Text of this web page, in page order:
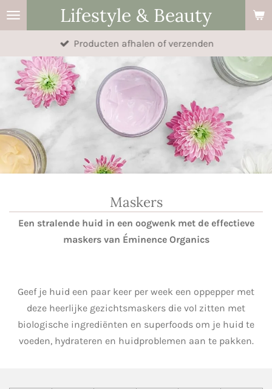
Ga
direct
hoofdinhoud
Lifestyle & Beauty
Producten afhalen of verzenden
Maskers
Een stralende huid in een oogwenk met de effectieve
maskers van Éminence Organics
Geef je huid een paar keer per week een oppepper met
deze heerlijke gezichtsmaskers die vol zitten met
biologische ingrediënten en superfoods om je huid te
voeden, hydrateren en huidproblemen aan te pakken.